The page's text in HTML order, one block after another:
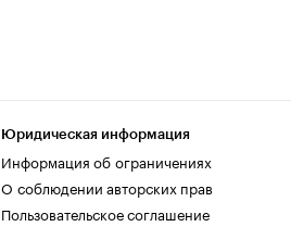
Юридическая информация
Информация об ограничениях
О соблюдении авторских прав
Пользовательское соглашение